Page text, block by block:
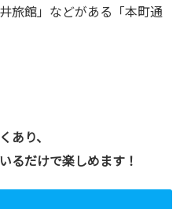
旅館」などがある「本町通
あり、
るだけで楽しめます！